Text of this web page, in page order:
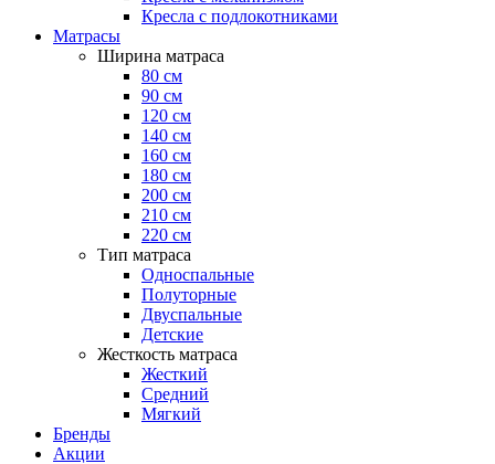
Кресла с подлокотниками
Матрасы
Ширина матраса
80 см
90 см
120 см
140 см
160 см
180 см
200 см
210 см
220 см
Тип матраса
Односпальные
Полуторные
Двуспальные
Детские
Жесткость матраса
Жесткий
Средний
Мягкий
Бренды
Акции